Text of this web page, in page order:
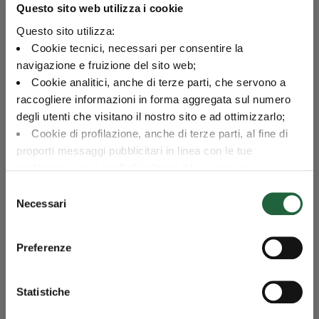
Questo sito web utilizza i cookie
Questo sito utilizza:
Cookie tecnici, necessari per consentire la
navigazione e fruizione del sito web;
Cookie analitici, anche di terze parti, che servono a
raccogliere informazioni in forma aggregata sul numero
degli utenti che visitano il nostro sito e ad ottimizzarlo;
Cookie di profilazione, anche di terze parti, al fine di
proporti messaggi pubblicitari in linea con le tue
in cui potrai modificare la tua scelta in qualsiasi momento
oppure puoi negare l'utilizzo di questi cookie cliccando su
delNecessari
Preferenze
Statistiche
Asset allocation netta - Dati del grafico
Azionario Sviluppati
Liquidità e monetario
4.8
Azionario
Sviluppati
Liquidità
e monetario
0 20 40 60 80 100
Portafoglio azionario
Esposizione per area geografica - Dati del grafico
Categoria
100
Esposizione per paese al 31/07/2026